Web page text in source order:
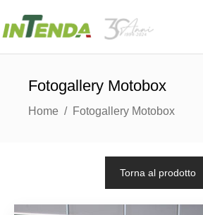
Fotogallery Motobox
Home / Fotogallery Motobox
Torna al prodotto